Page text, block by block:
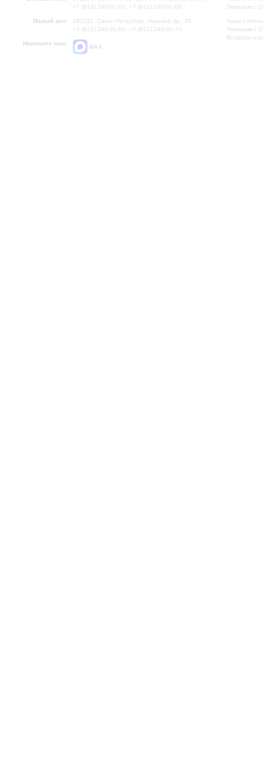
+7 (812) 240-01-00, +7 (812) 240-01-80
Малый зал:
191011, Санкт-Петербург, Невский пр., 30
+7 (812) 240-01-00, +7 (812) 240-01-70
Напишите нам:
MAX
Перерыв с
Часы
Перерыв с
Вопросы